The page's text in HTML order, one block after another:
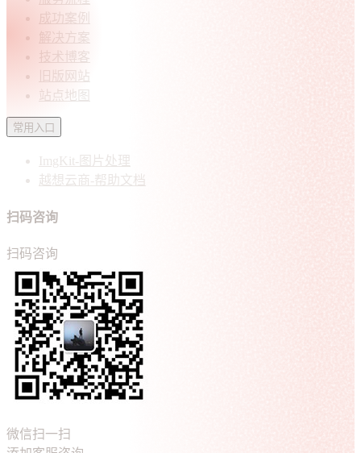
成功案例
解决方案
技术博客
旧版网站
站点地图
常用入口
ImgKit-图片处理
越想云商-帮助文档
扫码咨询
扫码咨询
微信扫一扫